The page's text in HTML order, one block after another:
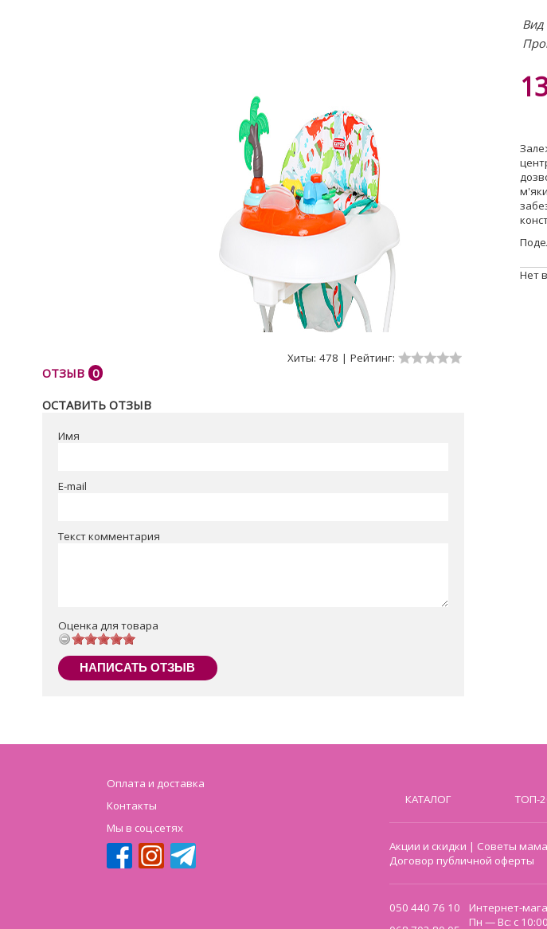
Хиты: 478 | Рейтинг:
ОТЗЫВ 0
ОСТАВИТЬ ОТЗЫВ
Имя
E-mail
Текст комментария
Оценка для товара
НАПИСАТЬ ОТЗЫВ
Вид
Нет
Оплата и доставка
Контакты
Мы в соц.сетях
КАТАЛОГ ТОП-
Акции и скидки | Советы
Договор публичной оферты
050 440 76 10
Интернет-
Пн — Вс: с